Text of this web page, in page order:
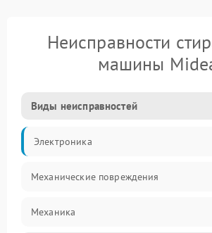
Неисправности
машины
Виды неисправностей
Электроника
Механические повреждения
Механика